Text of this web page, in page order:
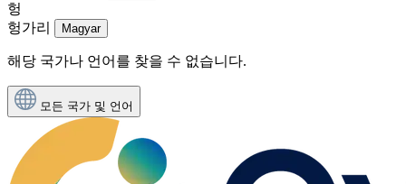
헝
헝가리
Magyar
해당 국가나 언어를 찾을 수 없습니다.
모든 국가 및 언어